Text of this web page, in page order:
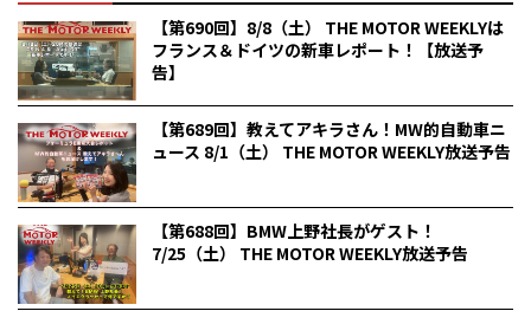
【第690回】8/8（土） THE MOTOR WEEKLYは
フランス＆ドイツの新車レポート！【放送予
告】
【第689回】教えてアキラさん！MW的自動車ニ
ュース 8/1（土） THE MOTOR WEEKLY放送予告
【第688回】BMW上野社長がゲスト！
7/25（土） THE MOTOR WEEKLY放送予告